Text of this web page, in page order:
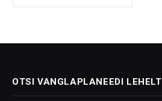
OTSI VANGLAPLANEEDI LEHELT